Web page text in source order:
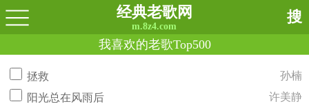
经典老歌网
m.8z4.com
搜
我喜欢的老歌Top500
拯救
孙楠
阳光总在风雨后
许美静